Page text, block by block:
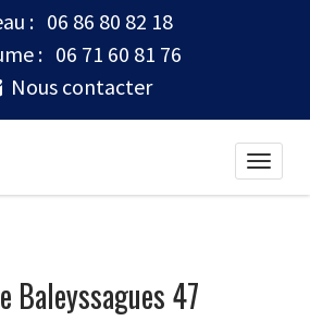
: 06 86 80 82 18
: 06 71 60 81 76
Nous contacter
Toggle
Baleyssagues 47